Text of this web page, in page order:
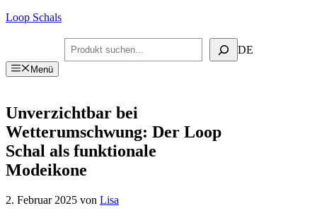
Zum
Loop Schals
Suchen DE
Menü
Unverzichtbar bei
Wetterumschwung: Der Loop
Schal als funktionale
Modeikone
2. Februar 2025 von Lisa